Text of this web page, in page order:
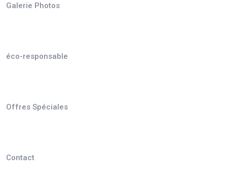
Galerie Photos
éco-responsable
Offres Spéciales
Contact